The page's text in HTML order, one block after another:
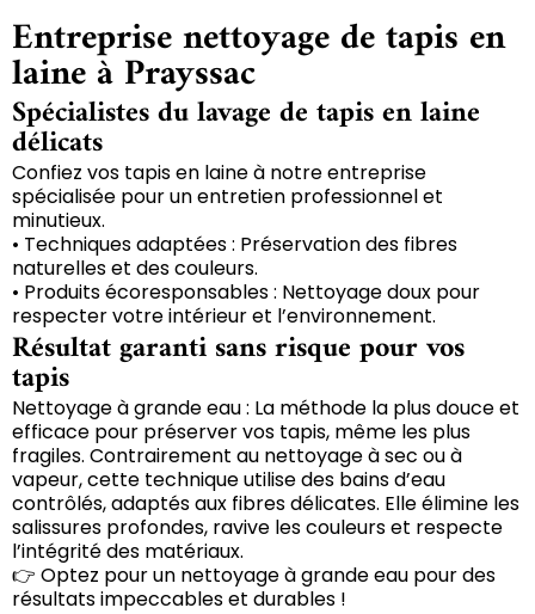
Entreprise nettoyage de tapis en
laine à Prayssac
Spécialistes du lavage de tapis en laine
délicats
Confiez vos tapis en laine à notre entreprise
spécialisée pour un entretien professionnel et
minutieux.
• Techniques adaptées : Préservation des fibres
naturelles et des couleurs.
• Produits écoresponsables : Nettoyage doux pour
respecter votre intérieur et l’environnement.
Résultat garanti sans risque pour vos
tapis
Nettoyage à grande eau : La méthode la plus douce et
efficace pour préserver vos tapis, même les plus
fragiles. Contrairement au nettoyage à sec ou à
vapeur, cette technique utilise des bains d’eau
contrôlés, adaptés aux fibres délicates. Elle élimine les
salissures profondes, ravive les couleurs et respecte
l’intégrité des matériaux.
👉 Optez pour un nettoyage à grande eau pour des
résultats impeccables et durables !